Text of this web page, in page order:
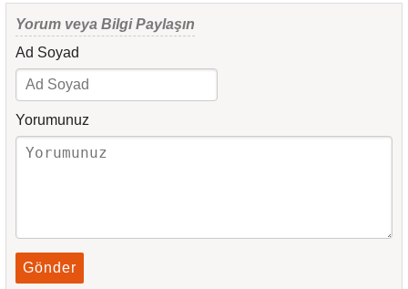
Yorum veya Bilgi Paylaşın
Ad Soyad
Yorumunuz
Gönder